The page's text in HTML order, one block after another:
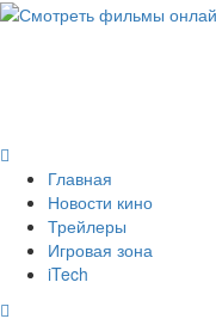
Skip
MenuГлавная
Новости кино
Трейлеры
Игровая зона
iTech